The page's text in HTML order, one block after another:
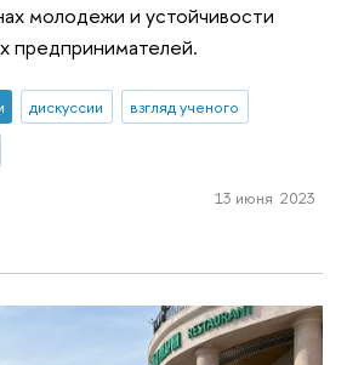
молодежи и устойчивости
предпринимателей.
дискуссии
взгляд ученого
13 июня 2023